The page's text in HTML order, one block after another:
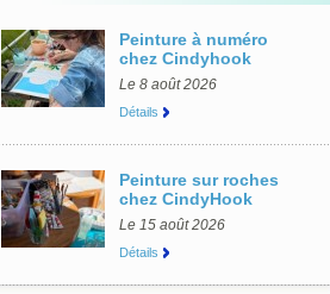
Peinture à numéro
chez Cindyhook
Le 8 août 2026
Détails
Peinture sur roches
chez CindyHook
Le 15 août 2026
Détails